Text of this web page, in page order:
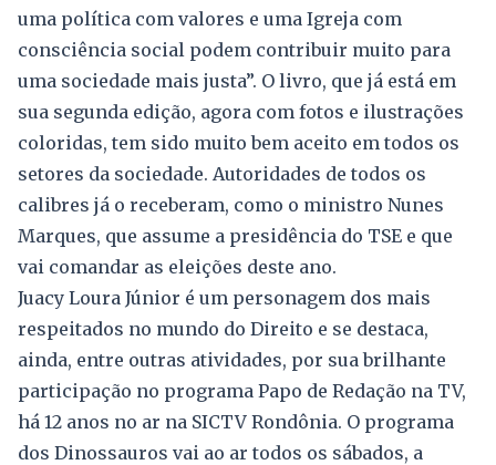
uma política com valores e uma Igreja com
consciência social podem contribuir muito para
uma sociedade mais justa”. O livro, que já está em
sua segunda edição, agora com fotos e ilustrações
coloridas, tem sido muito bem aceito em todos os
setores da sociedade. Autoridades de todos os
calibres já o receberam, como o ministro Nunes
Marques, que assume a presidência do TSE e que
vai comandar as eleições deste ano.
Juacy Loura Júnior é um personagem dos mais
respeitados no mundo do Direito e se destaca,
ainda, entre outras atividades, por sua brilhante
participação no programa Papo de Redação na TV,
há 12 anos no ar na SICTV Rondônia. O programa
dos Dinossauros vai ao ar todos os sábados, a